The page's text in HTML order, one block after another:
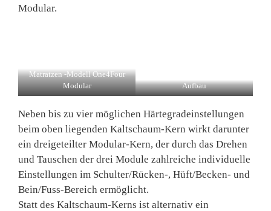
Modular.
Matratzen -Modell One4Four
Modular
Aufbau
Neben bis zu vier möglichen Härtegradeinstellungen
beim oben liegenden Kaltschaum-Kern wirkt darunter
ein dreigeteilter Modular-Kern, der durch das Drehen
und Tauschen der drei Module zahlreiche individuelle
Einstellungen im Schulter/Rücken-, Hüft/Becken- und
Bein/Fuss-Bereich ermöglicht.
Statt des Kaltschaum-Kerns ist alternativ ein